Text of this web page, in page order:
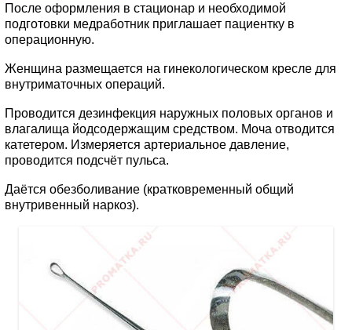
После оформления в стационар и необходимой
подготовки медработник приглашает пациентку в
операционную.
Женщина размещается на гинекологическом кресле для
внутриматочных операций.
Проводится дезинфекция наружных половых органов и
влагалища йодсодержащим средством. Моча отводится
катетером. Измеряется артериальное давление,
проводится подсчёт пульса.
Даётся обезболивание (кратковременный общий
внутривенный наркоз).